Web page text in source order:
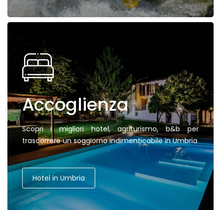
Accoglienza
Scopri i migliori hotel, agriturismo, b&b per
trascorrere un soggiorno indimenticabile in Umbria
Hotel in Umbria